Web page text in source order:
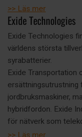
>> Läs mer
Exide Technologies
Exide Technologies
världens största
syrabatterier.
Exide Transportation
ersättningsutrustning
jordbruksmaskiner,
hybridfordon. Exide
för nätverk som
utrustning, järnvägar,
>> Läs mer